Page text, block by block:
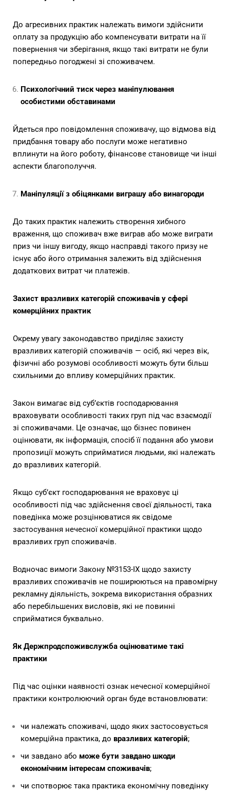
До агресивних практик належать вимоги здійснити
оплату за продукцію або компенсувати витрати на її
повернення чи зберігання, якщо такі витрати не були
попередньо погоджені зі споживачем.
Психологічний тиск через маніпулювання
особистими обставинами
Йдеться про повідомлення споживачу, що відмова від
придбання товару або послуги може негативно
вплинути на його роботу, фінансове становище чи інші
аспекти благополуччя.
Маніпуляції з обіцянками виграшу або винагороди
До таких практик належить створення хибного
враження, що споживач вже виграв або може виграти
приз чи іншу вигоду, якщо насправді такого призу не
існує або його отримання залежить від здійснення
додаткових витрат чи платежів.
Захист вразливих категорій споживачів у сфері
комерційних практик
Окрему увагу законодавство приділяє захисту
вразливих категорій споживачів — осіб, які через вік,
фізичні або розумові особливості можуть бути більш
схильними до впливу комерційних практик.
Закон вимагає від суб’єктів господарювання
враховувати особливості таких груп під час взаємодії
зі споживачами. Це означає, що бізнес повинен
оцінювати, як інформація, спосіб її подання або умови
пропозиції можуть сприйматися людьми, які належать
до вразливих категорій.
Якщо суб’єкт господарювання не враховує ці
особливості під час здійснення своєї діяльності, така
поведінка може розцінюватися як свідоме
застосування нечесної комерційної практики щодо
вразливих груп споживачів.
Водночас вимоги Закону №3153-IX щодо захисту
вразливих споживачів не поширюються на правомірну
рекламну діяльність, зокрема використання образних
або перебільшених висловів, які не повинні
сприйматися буквально.
Як Держпродспоживслужба оцінюватиме такі
практики
Під час оцінки наявності ознак нечесної комерційної
практики контролюючий орган буде встановлювати:
чи належать споживачі, щодо яких застосовується
комерційна практика, до вразливих категорій;
чи завдано або може бути завдано шкоди
економічним інтересам споживачів;
чи спотворює така практика економічну поведінку